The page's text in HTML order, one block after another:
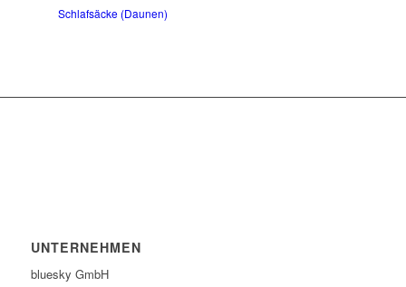
Schlafsäcke (Daunen)
UNTERNEHMEN
bluesky GmbH